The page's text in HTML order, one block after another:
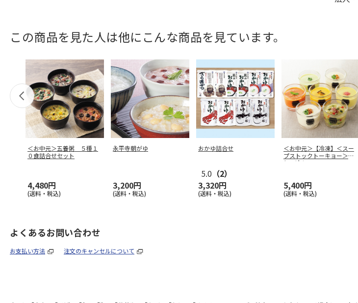
この商品を見た人は他にこんな商品を見ています。
＜お中元＞五養粥 ５種１
０食詰合せセット
4,480円
(送料・税込)
永平寺朝がゆ
3,200円
(送料・税込)
おかゆ詰合せ
5.0 （2）
3,320円
(送料・税込)
＜お中元＞【冷凍】＜スー
プストックトーキョー＞人
気の冷たい
5,400円
(送料・税込)
よくあるお問い合わせ
お支払い方法 注文のキャンセルについて